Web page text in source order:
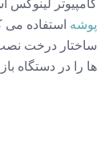
پوشه استفاده می
ساختار درخت نصب
ها را در دستگاه